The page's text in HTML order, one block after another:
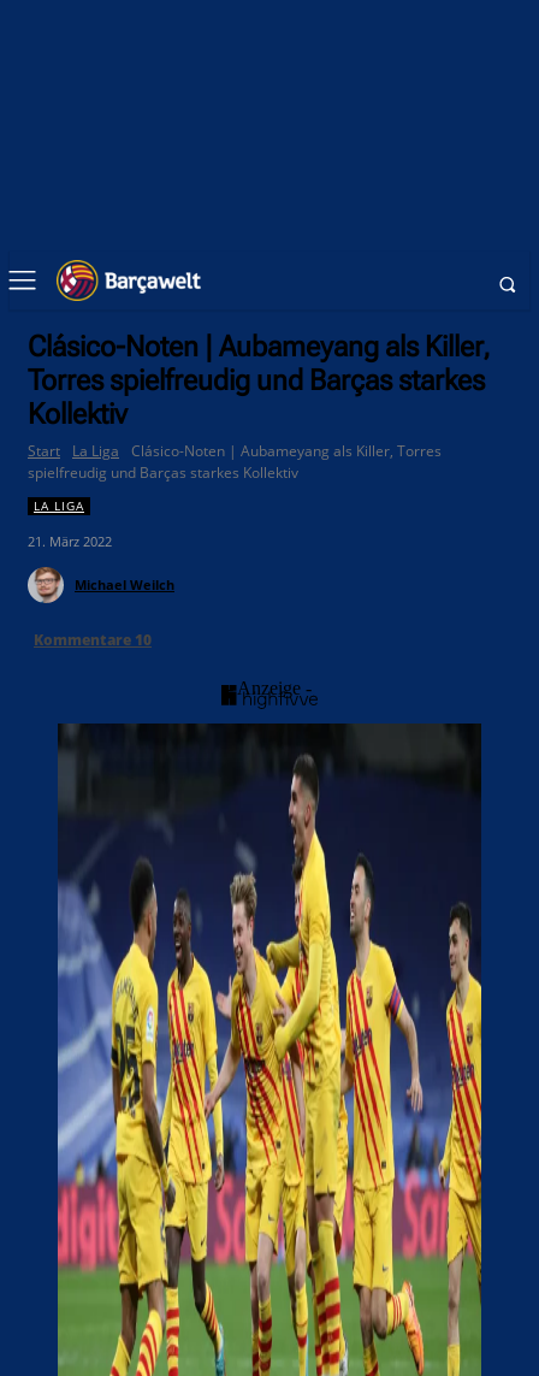
Clásico-Noten | Aubameyang als Killer,
Torres spielfreudig und Barças starkes
Kollektiv
Start La Liga
Clásico-Noten | Aubameyang als Killer, Torres
spielfreudig und Barças starkes Kollektiv
LA LIGA
21. März 2022
Michael Weilch
Kommentare 10
- Anzeige -